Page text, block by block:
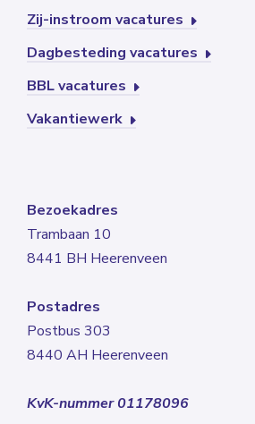
Zij-instroom vacatures
Dagbesteding vacatures
BBL vacatures
Vakantiewerk
Bezoekadres
Trambaan 10
8441 BH Heerenveen
Postadres
Postbus 303
8440 AH Heerenveen
KvK-nummer 01178096